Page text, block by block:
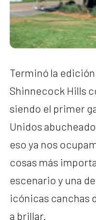
Terminó la edición
Shinnecock Hills
siendo el primer
Unidos
eso ya nos
cosas más
escenario y una
icónicas canchas
a brillar.